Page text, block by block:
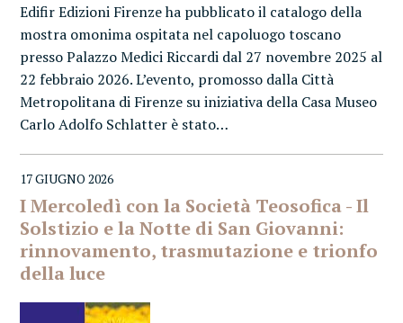
Edifir Edizioni Firenze ha pubblicato il catalogo della
mostra omonima ospitata nel capoluogo toscano
presso Palazzo Medici Riccardi dal 27 novembre 2025 al
22 febbraio 2026. L’evento, promosso dalla Città
Metropolitana di Firenze su iniziativa della Casa Museo
Carlo Adolfo Schlatter è stato…
17 GIUGNO 2026
I Mercoledì con la Società Teosofica - Il
Solstizio e la Notte di San Giovanni:
rinnovamento, trasmutazione e trionfo
della luce